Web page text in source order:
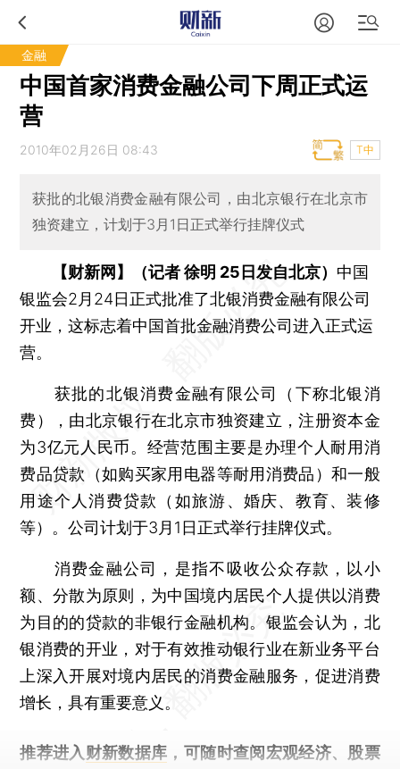
金融
中国首家消费金融公司下周正式运
营
2010年02月26日 08:43 T中
获批的北银消费金融有限公司，由北京银行在北京市
独资建立，计划于3月1日正式举行挂牌仪式
【财新网】（记者 徐明 25日发自北京） 中国
银监会2月24日正式批准了北银消费金融有限公司
开业，这标志着中国首批金融消费公司进入正式运
营。
获批的北银消费金融有限公司（下称北银消
费），由北京银行在北京市独资建立，注册资本金
为3亿元人民币。经营范围主要是办理个人耐用消
费品贷款（如购买家用电器等耐用消费品）和一般
用途个人消费贷款（如旅游、婚庆、教育、装修
等）。公司计划于3月1日正式举行挂牌仪式。
消费金融公司，是指不吸收公众存款，以小
额、分散为原则，为中国境内居民个人提供以消费
为目的的贷款的非银行金融机构。银监会认为，北
银消费的开业，对于有效推动银行业在新业务平台
上深入开展对境内居民的消费金融服务，促进消费
增长，具有重要意义。
推荐进入 财新数据库 ，可随时查阅宏观经济、股票